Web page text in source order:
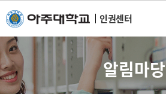
인권센터
알림마당